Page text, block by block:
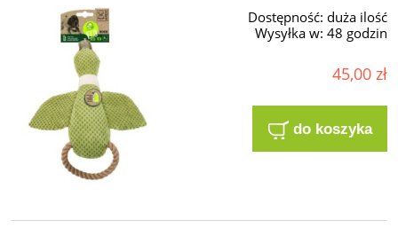
Dostępność: duża ilość
Wysyłka w: 48 godzin
45,00 zł
do koszyka